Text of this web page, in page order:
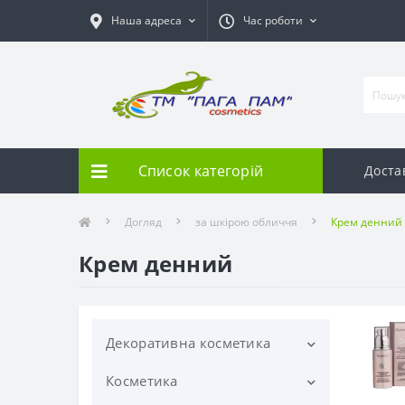
Наша адреса Час роботи
Список категорій
Догляд за шкірою обличчя Крем денний
Крем денний
Декоративна косметика
Для брів
Косметика